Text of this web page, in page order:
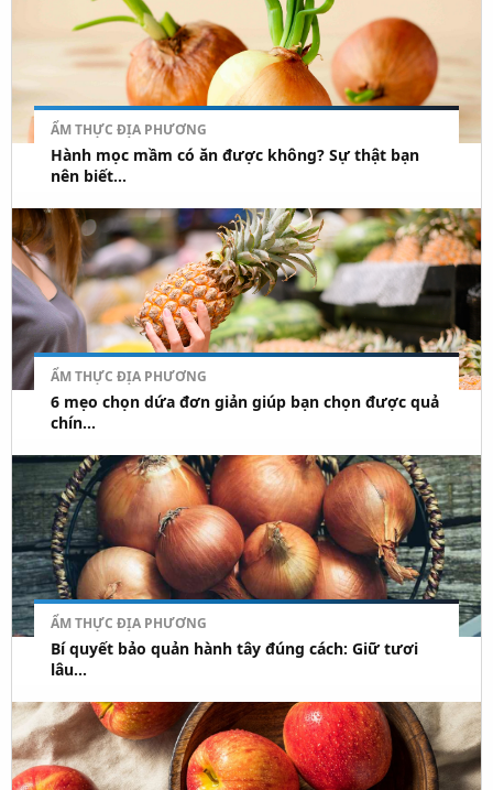
ẨM THỰC ĐỊA PHƯƠNG
Hành mọc mầm có ăn được không? Sự thật bạn
nên biết...
ẨM THỰC ĐỊA PHƯƠNG
6 mẹo chọn dứa đơn giản giúp bạn chọn được quả
chín...
ẨM THỰC ĐỊA PHƯƠNG
Bí quyết bảo quản hành tây đúng cách: Giữ tươi
lâu...